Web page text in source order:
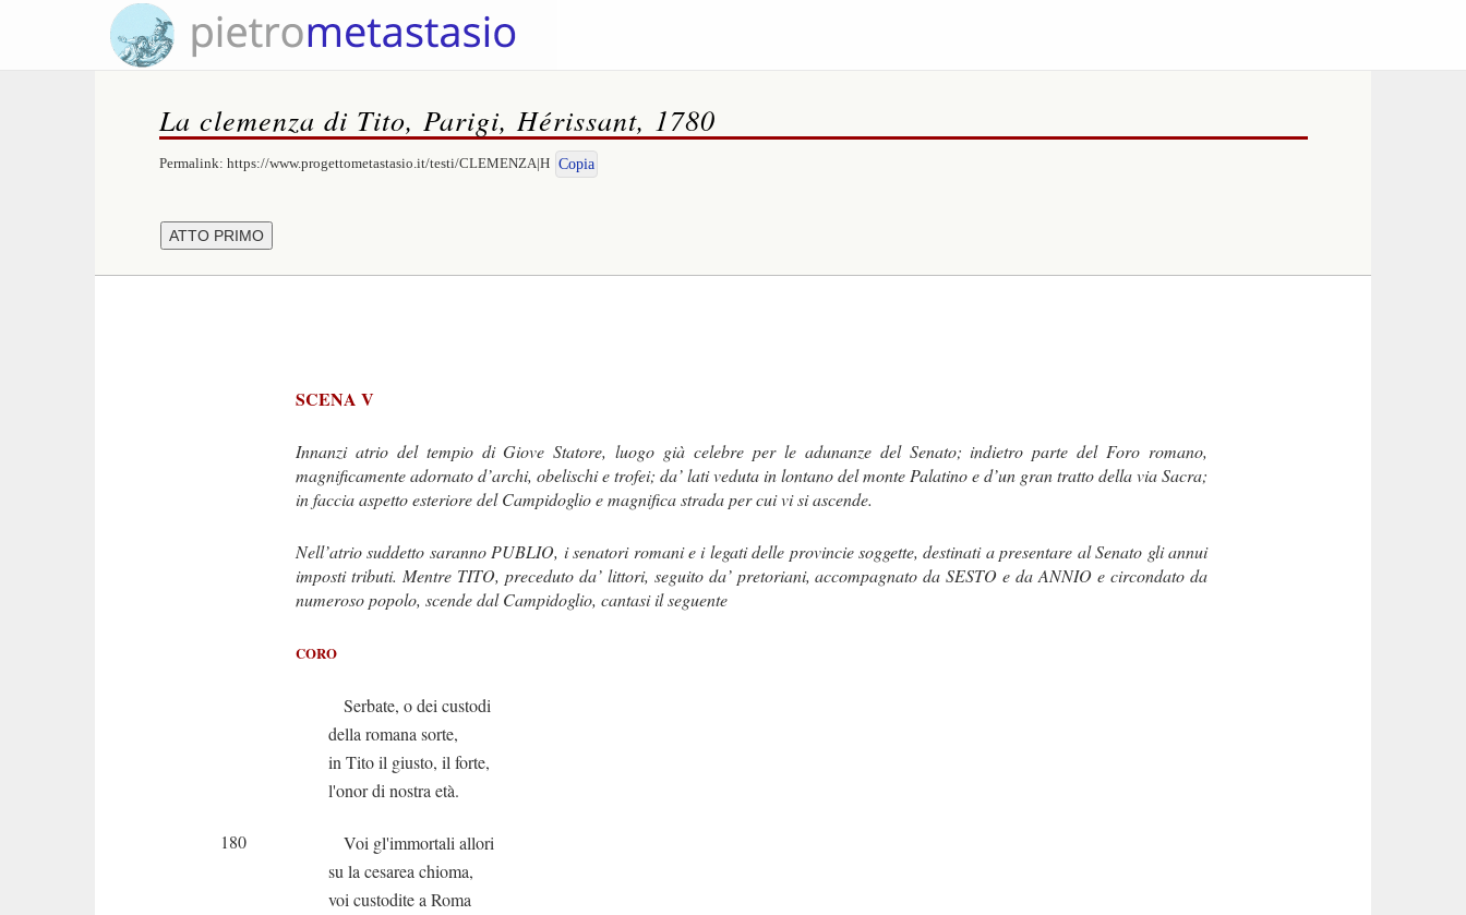
La clemenza di Tito, Parigi, Hérissant, 1780
Permalink: https://www.progettometastasio.it/testi/CLEMENZA|H Copia
SCENA V
Innanzi atrio del tempio di Giove Statore, luogo già celebre per le adunanze del Senato; indietro parte del Foro romano,
magnificamente adornato d’archi, obelischi e trofei; da’ lati veduta in lontano del monte Palatino e d’un gran tratto della via Sacra;
in faccia aspetto esteriore del Campidoglio e magnifica strada per cui vi si ascende.
Nell’atrio suddetto saranno PUBLIO, i senatori romani e i legati delle provincie soggette, destinati a presentare al Senato gli annui
imposti tributi. Mentre TITO, preceduto da’ littori, seguito da’ pretoriani, accompagnato da SESTO e da ANNIO e circondato da
numeroso popolo, scende dal Campidoglio, cantasi il seguente
CORO
Serbate, o dei custodi
della romana sorte,
in Tito il giusto, il forte,
l'onor di nostra età.
180
Voi gl'immortali allori
su la cesarea chioma,
voi custodite a Roma